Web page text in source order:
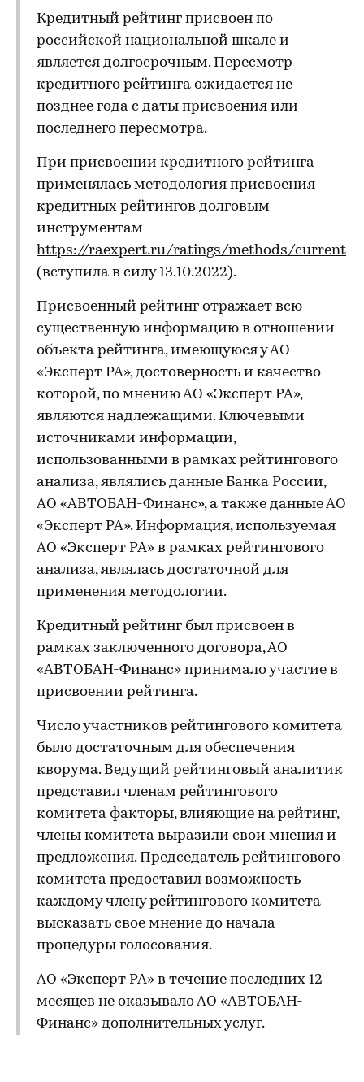
Кредитный рейтинг присвоен по
российской национальной шкале и
является долгосрочным. Пересмотр
кредитного рейтинга ожидается не
позднее года с даты присвоения или
последнего пересмотра.
При присвоении кредитного рейтинга
применялась методология присвоения
кредитных рейтингов долговым
инструментам
https://raexpert.ru/ratings/methods/current
(вступила в силу 13.10.2022).
Присвоенный рейтинг отражает всю
существенную информацию в отношении
объекта рейтинга, имеющуюся у АО
«Эксперт РА», достоверность и качество
которой, по мнению АО «Эксперт РА»,
являются надлежащими. Ключевыми
источниками информации,
использованными в рамках рейтингового
анализа, являлись данные Банка России,
АО «АВТОБАН-Финанс», а также данные АО
«Эксперт РА». Информация, используемая
АО «Эксперт РА» в рамках рейтингового
анализа, являлась достаточной для
применения методологии.
Кредитный рейтинг был присвоен в
рамках заключенного договора, АО
«АВТОБАН-Финанс» принимало участие в
присвоении рейтинга.
Число участников рейтингового комитета
было достаточным для обеспечения
кворума. Ведущий рейтинговый аналитик
представил членам рейтингового
комитета факторы, влияющие на рейтинг,
члены комитета выразили свои мнения и
предложения. Председатель рейтингового
комитета предоставил возможность
каждому члену рейтингового комитета
высказать свое мнение до начала
процедуры голосования.
АО «Эксперт РА» в течение последних 12
месяцев не оказывало АО «АВТОБАН-
Финанс» дополнительных услуг.